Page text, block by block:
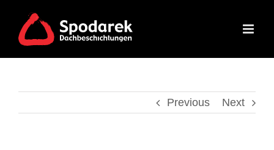
content
Previous Next